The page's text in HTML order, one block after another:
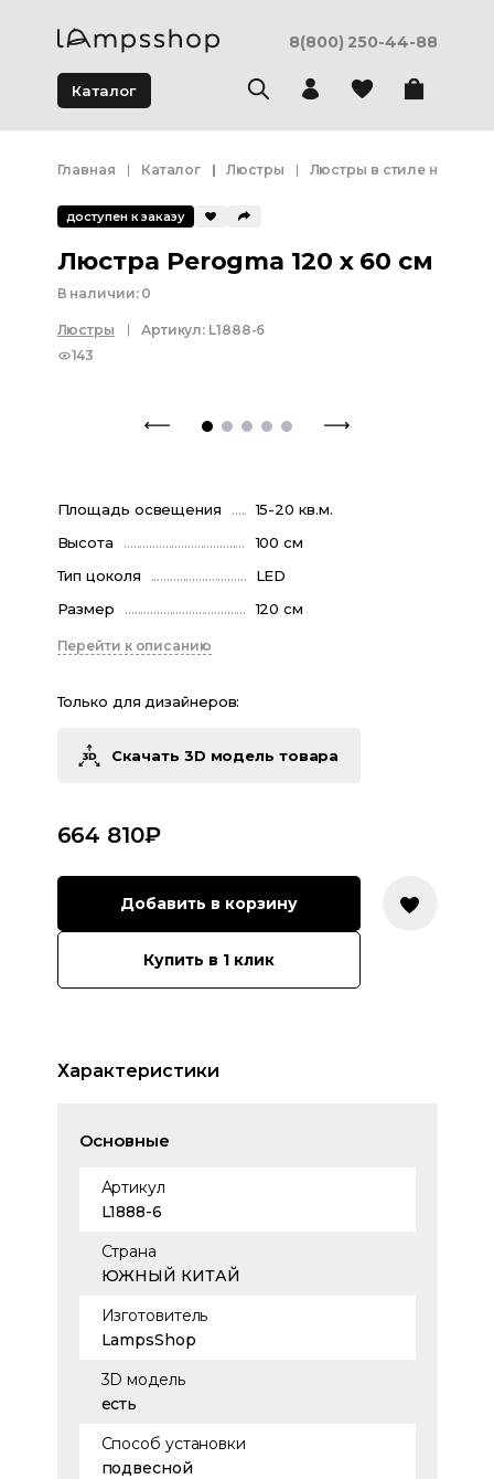
8(800) 250-44-88
Каталог
Главная Каталог Люстры Люстры в стиле
доступен к заказу
Люстра Perogma 120 x 60 см
В наличии: 0
Люстры Артикул: L1888-6
143
Площадь освещения
15-20 кв.м.
Высота
100 см
Тип цоколя
LED
Размер
120 см
Перейти к описанию
Только для дизайнеров:
Скачать 3D модель товара
664 810₽
Добавить в корзину
Купить в 1 клик
Характеристики
Основные
Артикул
L1888-6
Страна
ЮЖНЫЙ КИТАЙ
Изготовитель
LampsShop
3D модель
есть
Способ установки
подвесной